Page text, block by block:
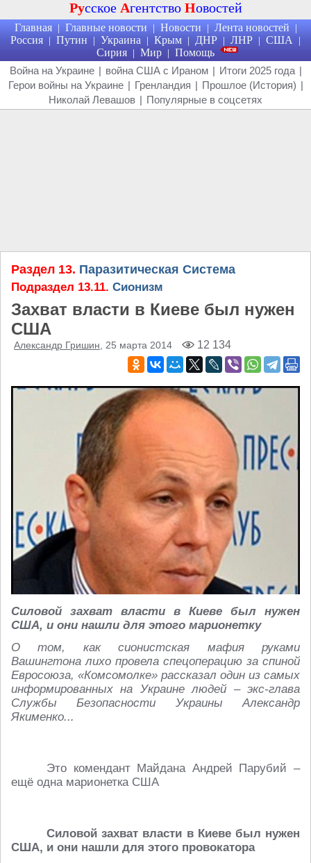
Русское Агентство Новостей
Главная | Главные новости | Новости | Лента новостей |
Россия | Путин | Украина | Крым | ДНР | ЛНР | США |
Сирия | Мир | Помощь
Война на Украине | война США с Ираном | Итоги 2025 года |
Герои войны на Украине | Гренландия | Прошлое (История) |
Николай Левашов | Популярные в соцсетях
Раздел 13. Паразитическая Система
Подраздел 13.11. Сионизм
Захват власти в Киеве был нужен
США
Александр Гришин , 25 марта 2014 12 134
Силовой захват власти в Киеве был нужен
США, и они нашли для этого марионетку
О том, как сионистская мафия руками
Вашингтона лихо провела спецоперацию за спиной
Евросоюза, «Комсомолке» рассказал один из самых
информированных на Украине людей – экс-глава
Службы Безопасности Украины Александр
Якименко...
Это комендант Майдана Андрей Парубий –
ещё одна марионетка США
Силовой захват власти в Киеве был нужен
США, и они нашли для этого провокатора